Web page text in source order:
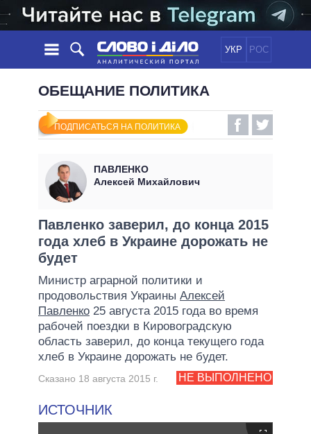
УКР РОС
НОВОСТИ
ЛЕНТА
СОБЫТИЯ
СТАТЬИ
МНЕНИЯ
ОБЗОРЫ
ДАЙДЖЕСТЫ
ПОЛИТИКА
ЭКОНОМИКА
МИР
ОБЕЩАНИЯ
ВСЕ ПОЛИТИКИ
ПРЕЗИДЕНТ И ОФИС
ВЕРХОВНАЯ РАДА
КАБИНЕТ МИНИСТРОВ
ГЛАВЫ ОБЛАДМИНИСТРАЦИЙ
МЭРЫ
ВСЕ ПЕРСОНЫ
ИНФОГРАФИКА
ПОДДЕРЖАТЬ
ОБЕЩАНИЕ ПОЛИТИКА
ПОДПИСАТЬСЯ НА ПОЛИТИКА
ПАВЛЕНКО
Алексей Михайлович
Павленко заверил, до конца 2015
года хлеб в Украине дорожать не
будет
Министр аграрной политики и
продовольствия Украины Алексей
Павленко 25 августа 2015 года во время
рабочей поездки в Кировоградскую
область заверил, до конца текущего года
хлеб в Украине дорожать не будет.
НЕ ВЫПОЛНЕНО
Сказано 18 августа 2015 г.
ИСТОЧНИК